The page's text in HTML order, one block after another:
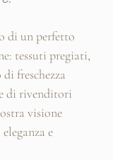
di un perfetto
tessuti pregiati,
freschezza
di rivenditori
visione
e